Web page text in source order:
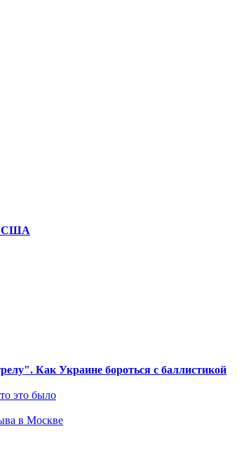
США
Как Украине бороться с баллистикой
это было
в Москве